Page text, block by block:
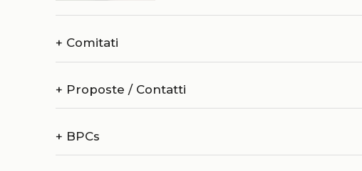
+ Comitati
+ Proposte / Contatti
+ BPCs